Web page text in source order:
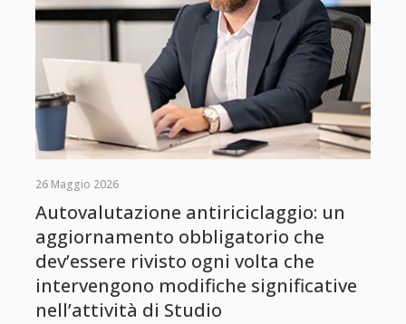
26 Maggio 2026
Autovalutazione antiriciclaggio: un
aggiornamento obbligatorio che
dev’essere rivisto ogni volta che
intervengono modifiche significative
nell’attività di Studio